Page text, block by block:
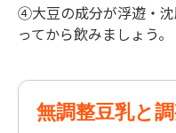
④大豆の成分が浮遊・
ってから飲みましょう。
無調整豆乳と